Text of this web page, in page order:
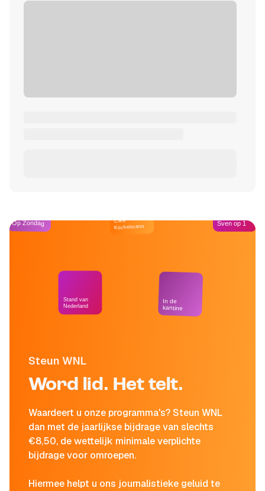
Steun WNL
Word lid. Het telt.
Waardeert u onze programma's? Steun WNL
dan met de jaarlijkse bijdrage van slechts
€8,50, de wettelijk minimale verplichte
bijdrage voor omroepen.
Hiermee helpt u ons journalistieke geluid te
Op Zondag
Stand van
Nederland
Café
Kockelmann
In de
kantine
Sven op 1